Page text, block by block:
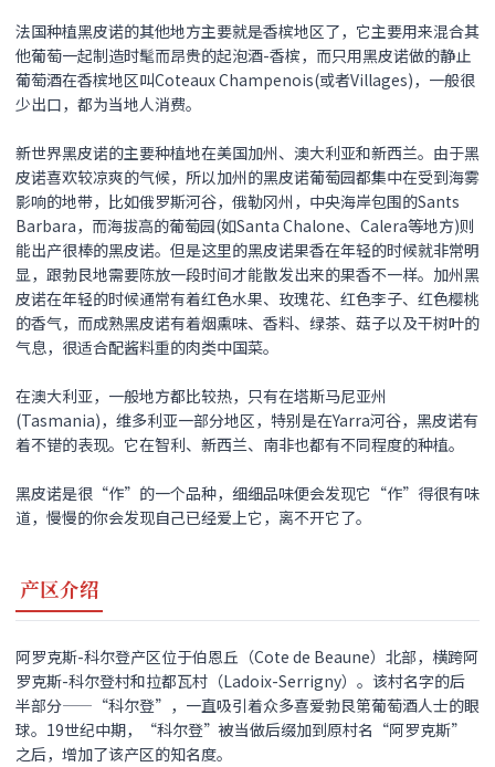
法国种植黑皮诺的其他地方主要就是香槟地区了，它主要用来混合其
他葡萄一起制造时髦而昂贵的起泡酒-香槟，而只用黑皮诺做的静止
葡萄酒在香槟地区叫Coteaux Champenois(或者Villages)，一般很
少出口，都为当地人消费。
新世界黑皮诺的主要种植地在美国加州、澳大利亚和新西兰。由于黑
皮诺喜欢较凉爽的气候，所以加州的黑皮诺葡萄园都集中在受到海雾
影响的地带，比如俄罗斯河谷，俄勒冈州，中央海岸包围的Sants
Barbara，而海拔高的葡萄园(如Santa Chalone、Calera等地方)则
能出产很棒的黑皮诺。但是这里的黑皮诺果香在年轻的时候就非常明
显，跟勃艮地需要陈放一段时间才能散发出来的果香不一样。加州黑
皮诺在年轻的时候通常有着红色水果、玫瑰花、红色李子、红色樱桃
的香气，而成熟黑皮诺有着烟熏味、香料、绿茶、菇子以及干树叶的
气息，很适合配酱料重的肉类中国菜。
在澳大利亚，一般地方都比较热，只有在塔斯马尼亚州
(Tasmania)，维多利亚一部分地区，特别是在Yarra河谷， 黑皮诺有
着不错的表现。它在智利、新西兰、南非也都有不同程度的种植。
黑皮诺是很“作”的一个品种，细细品味便会发现它“作”得很有味
道，慢慢的你会发现自己已经爱上它，离不开它了。
产区介绍
阿罗克斯-科尔登产区位于伯恩丘（Cote de Beaune）北部，横跨阿
罗克斯-科尔登村和拉都瓦村（Ladoix-Serrigny）。该村名字的后
半部分——“科尔登”，一直吸引着众多喜爱勃艮第葡萄酒人士的眼
球。19世纪中期，“科尔登”被当做后缀加到原村名“阿罗克斯”
之后，增加了该产区的知名度。